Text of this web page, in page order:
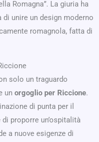
Romagna”. La giuria ha
unire un design moderno
romagnola, fatta di
solo un traguardo
un orgoglio per Riccione.
di punta per il
proporre un’ospitalità
a nuove esigenze di